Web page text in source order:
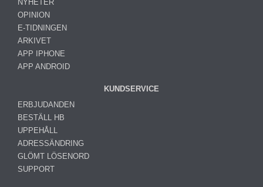
NYHETER
OPINION
E-TIDNINGEN
ARKIVET
APP IPHONE
APP ANDROID
KUNDSERVICE
ERBJUDANDEN
BESTÄLL HB
UPPEHÅLL
ADRESSÄNDRING
GLÖMT LÖSENORD
SUPPORT